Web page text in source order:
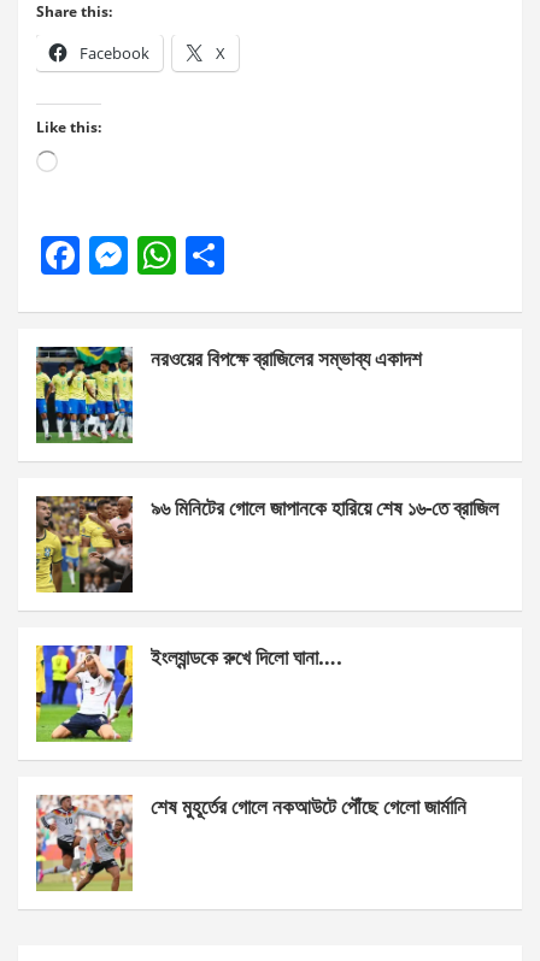
Share this:
Facebook X
Like this:
Loading…
F
b
o
o
k
M
n
g
er
W
s
p
e
নরওয়ের বিপক্ষে ব্রাজিলের সম্ভাব্য একাদশ
৯৬ মিনিটের গোলে জাপানকে হারিয়ে শেষ ১৬-তে ব্রাজিল
ইংল্যান্ডকে রুখে দিলো ঘানা….
শেষ মুহূর্তের গোলে নকআউটে পৌঁছে গেলো জার্মানি